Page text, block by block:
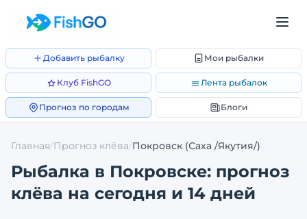
Добавить рыбалку Мои рыбалки
Клуб FishGO Лента рыбалок
Прогноз по городам Блоги
Главная/Прогноз клёва/Покровск (Саха /Якутия/)
Рыбалка в Покровске: прогноз
клёва на сегодня и 14 дней